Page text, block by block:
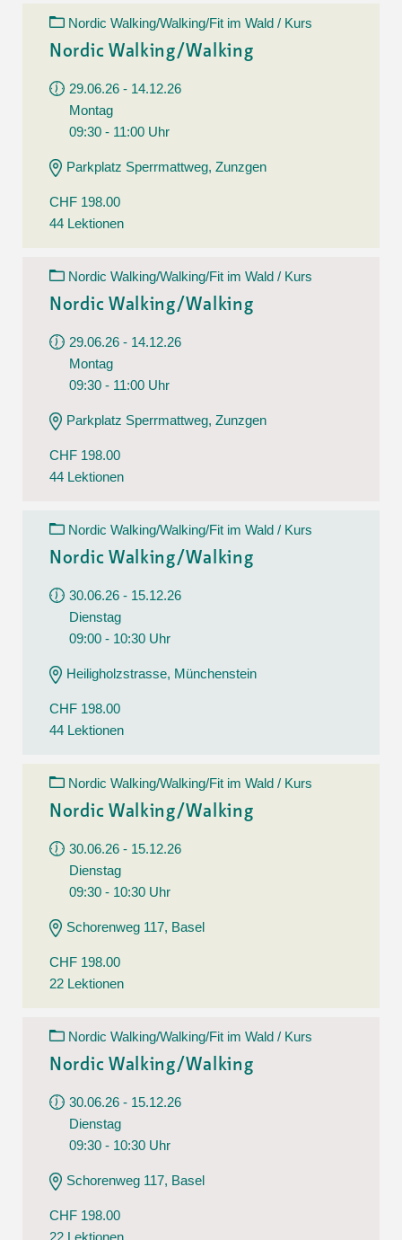
Nordic Walking/Walking/Fit im Wald / Kurs
Nordic Walking/Walking
29.06.26 - 14.12.26
Montag
09:30 - 11:00 Uhr
Parkplatz Sperrmattweg, Zunzgen
CHF 198.00
44 Lektionen
Nordic Walking/Walking/Fit im Wald / Kurs
Nordic Walking/Walking
29.06.26 - 14.12.26
Montag
09:30 - 11:00 Uhr
Parkplatz Sperrmattweg, Zunzgen
CHF 198.00
44 Lektionen
Nordic Walking/Walking/Fit im Wald / Kurs
Nordic Walking/Walking
30.06.26 - 15.12.26
Dienstag
09:00 - 10:30 Uhr
Heiligholzstrasse, Münchenstein
CHF 198.00
44 Lektionen
Nordic Walking/Walking/Fit im Wald / Kurs
Nordic Walking/Walking
30.06.26 - 15.12.26
Dienstag
09:30 - 10:30 Uhr
Schorenweg 117, Basel
CHF 198.00
22 Lektionen
Nordic Walking/Walking/Fit im Wald / Kurs
Nordic Walking/Walking
30.06.26 - 15.12.26
Dienstag
09:30 - 10:30 Uhr
Schorenweg 117, Basel
CHF 198.00
22 Lektionen